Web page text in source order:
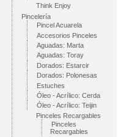
Think Enjoy
Pincelería
Pincel Acuarela
Accesorios Pinceles
Aguadas: Marta
Aguadas: Toray
Dorados: Estarcir
Dorados: Polonesas
Estuches
Óleo - Acrílico: Cerda
Óleo - Acrílico: Teijin
Pinceles Recargables
Pinceles
Recargables